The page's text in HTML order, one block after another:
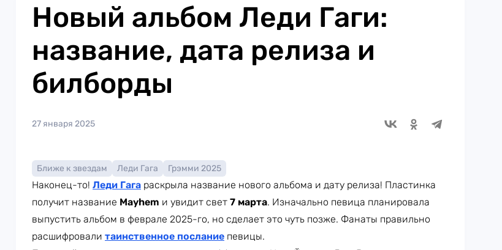
Новый альбом Леди Гаги:
название, дата релиза и
билборды
27 января 2025
Ближе к звездам Леди Гага Грэмми 2025
Наконец-то! Леди Гага раскрыла название нового альбома и дату релиза! Пластинка
получит название Mayhem и увидит свет 7 марта. Изначально певица планировала
выпустить альбом в феврале 2025-го, но сделает это чуть позже. Фанаты правильно
расшифровали таинственное послание певицы.